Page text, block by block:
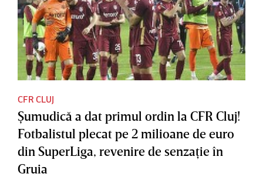
CFR CLUJ
Şumudică a dat primul ordin la CFR Cluj!
Fotbalistul plecat pe 2 milioane de euro
din SuperLiga, revenire de senzaţie în
Gruia